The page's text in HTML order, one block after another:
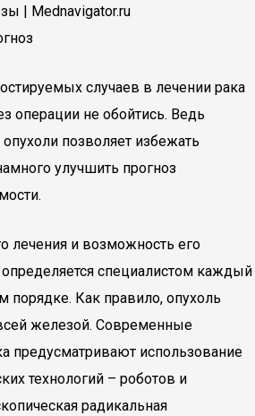
| Mednavigator.ru
случаев в лечении рака
операции не обойтись. Ведь
позволяет избежать
улучшить прогноз
лечения и возможность его
специалистом каждый
порядке. Как правило, опухоль
железой. Современные
предусматривают использование
технологий – роботов и
радикальная